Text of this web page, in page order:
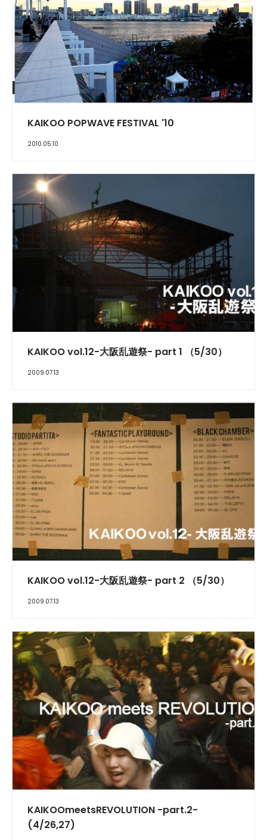
REPORT
KAIKOO POPWAVE FESTIVAL '10
2010.05.10
KAIKOO vol.12-大阪乱遊祭- part 1 （5/30）
2009.07.13
REPORT
KAIKOO vol.12-大阪乱遊祭- part 2 （5/30）
2009.07.13
REPORT
KAIKOOmeetsREVOLUTION -part.2-
(4/26,27)